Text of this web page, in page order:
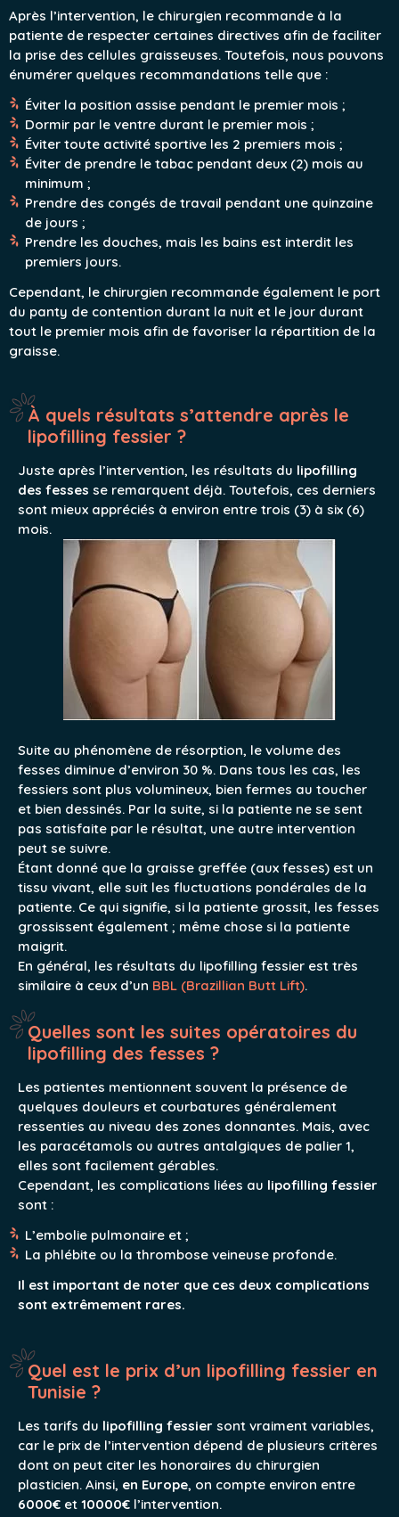
Après l’intervention, le chirurgien recommande à la
patiente de respecter certaines directives afin de faciliter
la prise des cellules graisseuses. Toutefois, nous pouvons
énumérer quelques recommandations telle que :
Éviter la position assise pendant le premier mois ;
Dormir par le ventre durant le premier mois ;
Éviter toute activité sportive les 2 premiers mois ;
Éviter de prendre le tabac pendant deux (2) mois au
minimum ;
Prendre des congés de travail pendant une quinzaine
de jours ;
Prendre les douches, mais les bains est interdit les
premiers jours.
Cependant, le chirurgien recommande également le port
du panty de contention durant la nuit et le jour durant
tout le premier mois afin de favoriser la répartition de la
graisse.
À quels résultats s’attendre après le
lipofilling fessier ?
Juste après l’intervention, les résultats du lipofilling
des fesses se remarquent déjà. Toutefois, ces derniers
sont mieux appréciés à environ entre trois (3) à six (6)
mois.
Suite au phénomène de résorption, le volume des
fesses diminue d’environ 30 %. Dans tous les cas, les
fessiers sont plus volumineux, bien fermes au toucher
et bien dessinés. Par la suite, si la patiente ne se sent
pas satisfaite par le résultat, une autre intervention
peut se suivre.
Étant donné que la graisse greffée (aux fesses) est un
tissu vivant, elle suit les fluctuations pondérales de la
patiente. Ce qui signifie, si la patiente grossit, les fesses
grossissent également ; même chose si la patiente
maigrit.
En général, les résultats du lipofilling fessier est très
similaire à ceux d’un BBL (Brazillian Butt Lift).
Quelles sont les suites opératoires du
lipofilling des fesses ?
Les patientes mentionnent souvent la présence de
quelques douleurs et courbatures généralement
ressenties au niveau des zones donnantes. Mais, avec
les paracétamols ou autres antalgiques de palier 1,
elles sont facilement gérables.
Cependant, les complications liées au lipofilling fessier
sont :
L’embolie pulmonaire et ;
La phlébite ou la thrombose veineuse profonde.
Il est important de noter que ces deux complications
sont extrêmement rares.
Quel est le prix d’un lipofilling fessier en
Tunisie ?
Les tarifs du lipofilling fessier sont vraiment variables,
car le prix de l’intervention dépend de plusieurs critères
dont on peut citer les honoraires du chirurgien
plasticien. Ainsi, en Europe, on compte environ entre
6000€ et 10000€ l’intervention.